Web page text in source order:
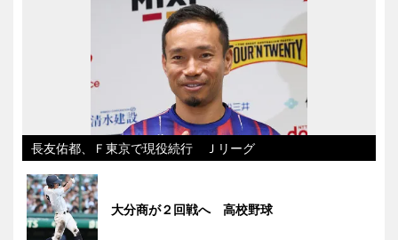
長友佑都、Ｆ東京で現役続行 Ｊリーグ
大分商が２回戦へ 高校野球